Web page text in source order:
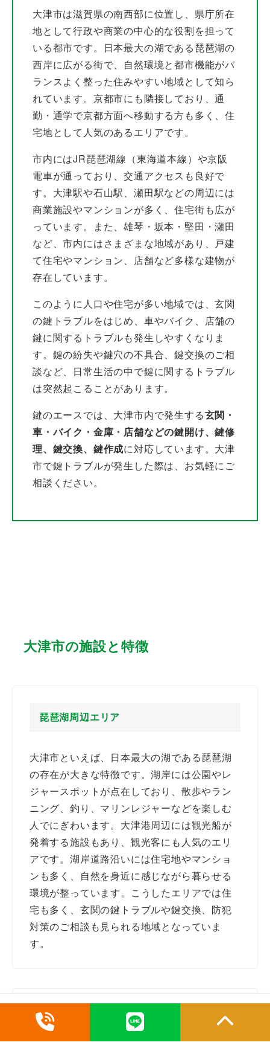
大津市は滋賀県の南西部に位置し、県庁所在
地として行政や商業の中心的な役割を担って
いる都市です。日本最大の湖である琵琶湖の
西岸に広がる街で、自然環境と都市機能がバ
ランスよく整った住みやすい地域として知ら
れています。京都市にも隣接しており、通
勤・通学で京都方面へ移動する方も多く、住
宅地として人気のあるエリアです。
市内にはJR琵琶湖線（東海道本線）や京阪
電車が通っており、交通アクセスも良好で
す。大津駅や石山駅、瀬田駅などの周辺には
商業施設やマンションが多く、住宅街も広が
っています。また、雄琴・坂本・堅田・瀬田
など、市内にはさまざまな地域があり、戸建
て住宅やマンション、店舗など多様な建物が
存在しています。
このように人口や住宅が多い地域では、玄関
の鍵トラブルをはじめ、車やバイク、店舗の
鍵に関するトラブルも発生しやすくなりま
す。鍵の紛失や鍵穴の不具合、鍵交換のご相
談など、日常生活の中で鍵に関するトラブル
は突然起こることがあります。
鍵のエースでは、大津市内で発生する玄関・
車・バイク・金庫・店舗などの鍵開け、鍵修
理、鍵交換、鍵作成に対応しています。大津
市で鍵トラブルが発生した際は、お気軽にご
相談ください。
大津市の施設と特徴
琵琶湖周辺エリア
大津市といえば、日本最大の湖である琵琶湖
の存在が大きな特徴です。湖岸には公園やレ
ジャースポットが点在しており、散歩やラン
ニング、釣り、マリンレジャーなどを楽しむ
人でにぎわいます。大津港周辺には観光船が
発着する施設もあり、観光客にも人気のエリ
アです。湖岸道路沿いには住宅地やマンショ
ンも多く、自然を身近に感じながら暮らせる
環境が整っています。こうしたエリアでは住
宅も多く、玄関の鍵トラブルや鍵交換、防犯
対策のご相談も見られる地域となっていま
す。
JR大津駅・石山駅周辺の都市エリア